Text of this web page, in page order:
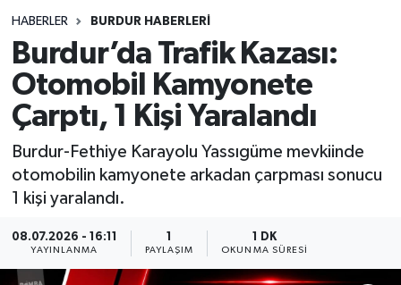
HABERLER BURDUR HABERLERİ
Burdur’da Trafik Kazası:
Otomobil Kamyonete
Çarptı, 1 Kişi Yaralandı
Burdur-Fethiye Karayolu Yassıgüme mevkiinde
otomobilin kamyonete arkadan çarpması sonucu
1 kişi yaralandı.
08.07.2026 - 16:11
YAYINLANMA
1
PAYLAŞIM
1 DK
OKUNMA SÜRESI
Spor
Tebrik
Türkiye